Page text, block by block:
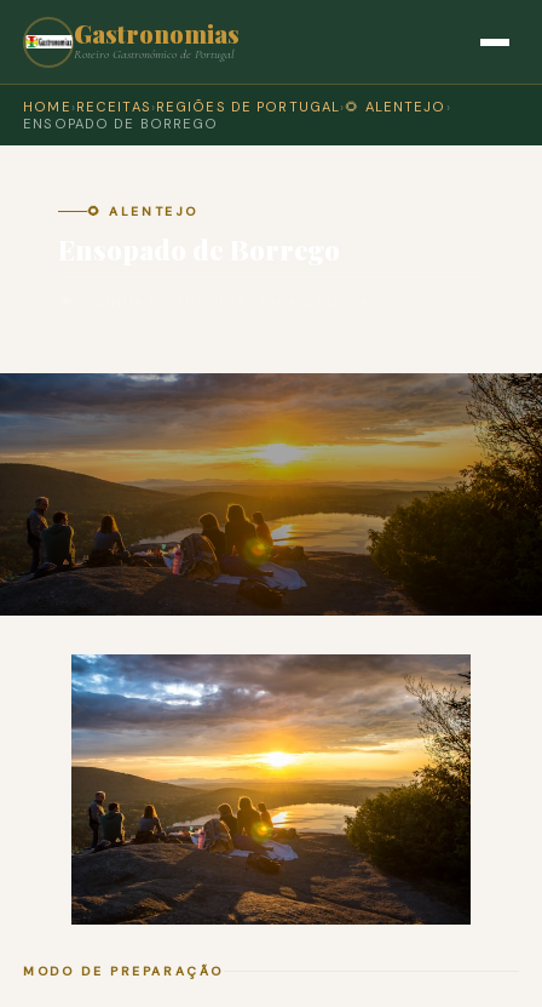
Gastronomias
Roteiro Gastronómico de Portugal
HOME › RECEITAS › REGIÕES DE PORTUGAL›🌻 ALENTEJO ›
ENSOPADO DE BORREGO
🌻 ALENTEJO
MODO DE PREPARAÇÃO